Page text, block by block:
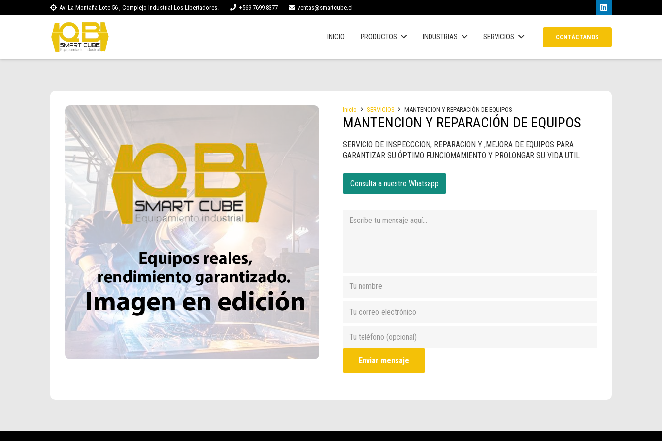
Av. La Montaña Lote 56 , Complejo Industrial Los Libertadores. +569 7699 8377 ventas@smartcube.cl
INICIO PRODUCTOS INDUSTRIAS SERVICIOS CONTÁCTANOS
Inicio SERVICIOS MANTENCION Y REPARACIÓN DE EQUIPOS
MANTENCION Y REPARACIÓN DE EQUIPOS
SERVICIO DE INSPECCCION, REPARACION Y ,MEJORA DE EQUIPOS PARA
GARANTIZAR SU ÓPTIMO FUNCIOMAMIENTO Y PROLONGAR SU VIDA UTIL
Consulta a nuestro Whatsapp